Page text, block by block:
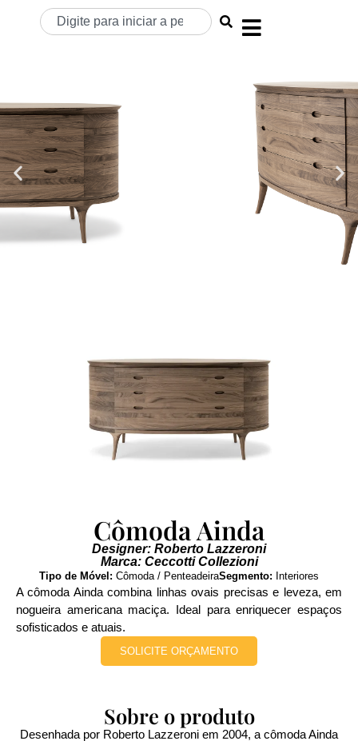
Cômoda Ainda
Designer: Roberto Lazzeroni
Marca: Ceccotti Collezioni
Tipo de Móvel: Cômoda / PenteadeiraSegmento: Interiores
A cômoda Ainda combina linhas ovais precisas e leveza, em
nogueira americana maciça. Ideal para enriquecer espaços
sofisticados e atuais.
SOLICITE ORÇAMENTO
Sobre o produto
Desenhada por Roberto Lazzeroni em 2004, a cômoda Ainda